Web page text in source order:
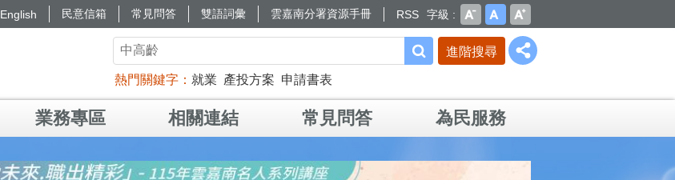
English 民意信箱 常見問答 雙語詞彙 雲嘉南分署資源手冊 RSS 字級
進階搜尋
熱門關鍵字 就業 產投方案 申請書表
業務專區 相關連結 常見問答 為民服務